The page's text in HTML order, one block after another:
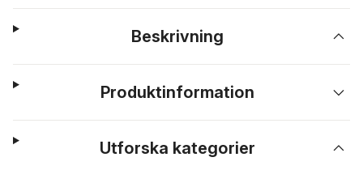
Beskrivning
Produktinformation
Utforska kategorier